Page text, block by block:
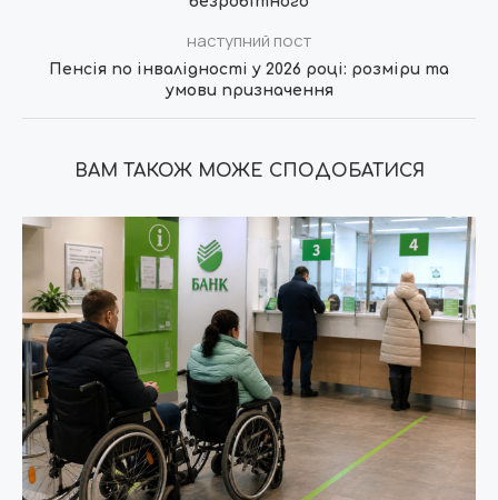
наступний пост
Пенсія по інвалідності у 2026 році: розміри та
умови призначення
ВАМ ТАКОЖ МОЖЕ СПОДОБАТИСЯ